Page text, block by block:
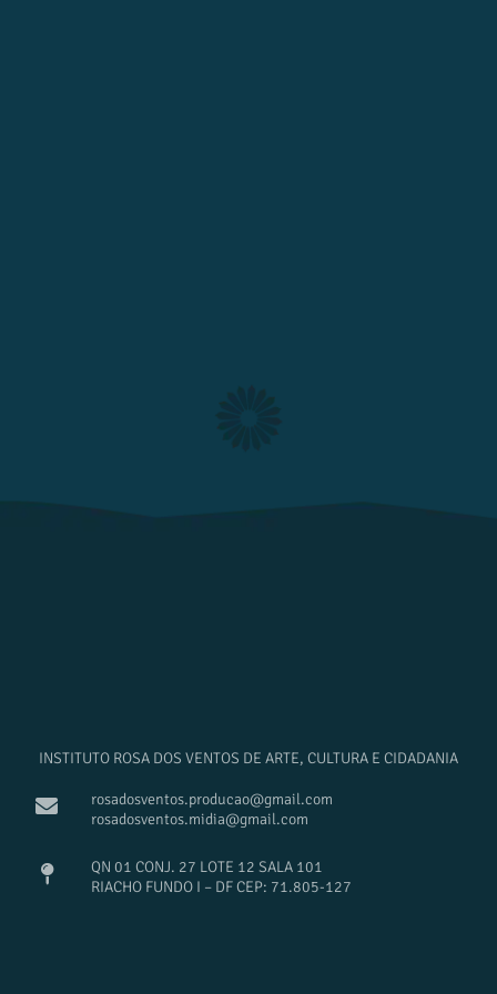
INSTITUTO ROSA DOS VENTOS DE ARTE, CULTURA E CIDADANIA
rosadosventos.producao@gmail.com
rosadosventos.midia@gmail.com
QN 01 CONJ. 27 LOTE 12 SALA 101
RIACHO FUNDO I – DF CEP: 71.805-127